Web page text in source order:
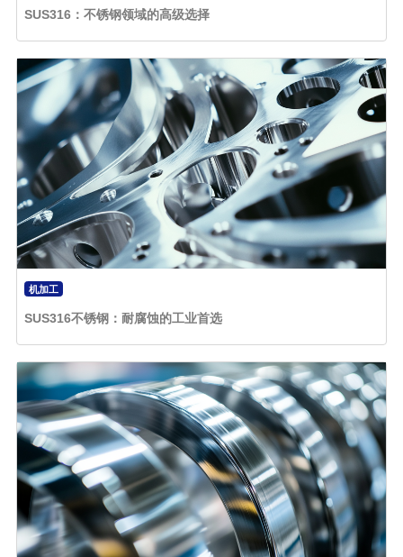
SUS316：不锈钢领域的高级选择
机加工
SUS316不锈钢：耐腐蚀的工业首选